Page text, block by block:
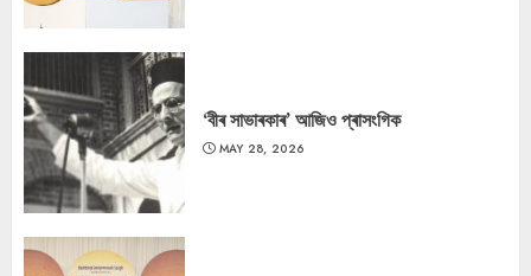
‘বীৰ সাভাৰকাৰ’ আজিও প্ৰাসংগিক
MAY 28, 2026